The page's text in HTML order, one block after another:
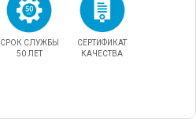
СРОК СЛУЖБЫ
50 ЛЕТ
СЕРТИФИКАТ
КАЧЕСТВА